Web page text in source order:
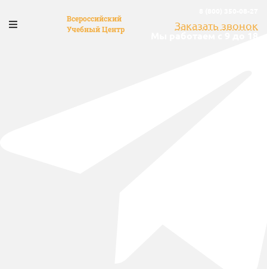
Всероссийский
Учебный Центр
Заказать звонок